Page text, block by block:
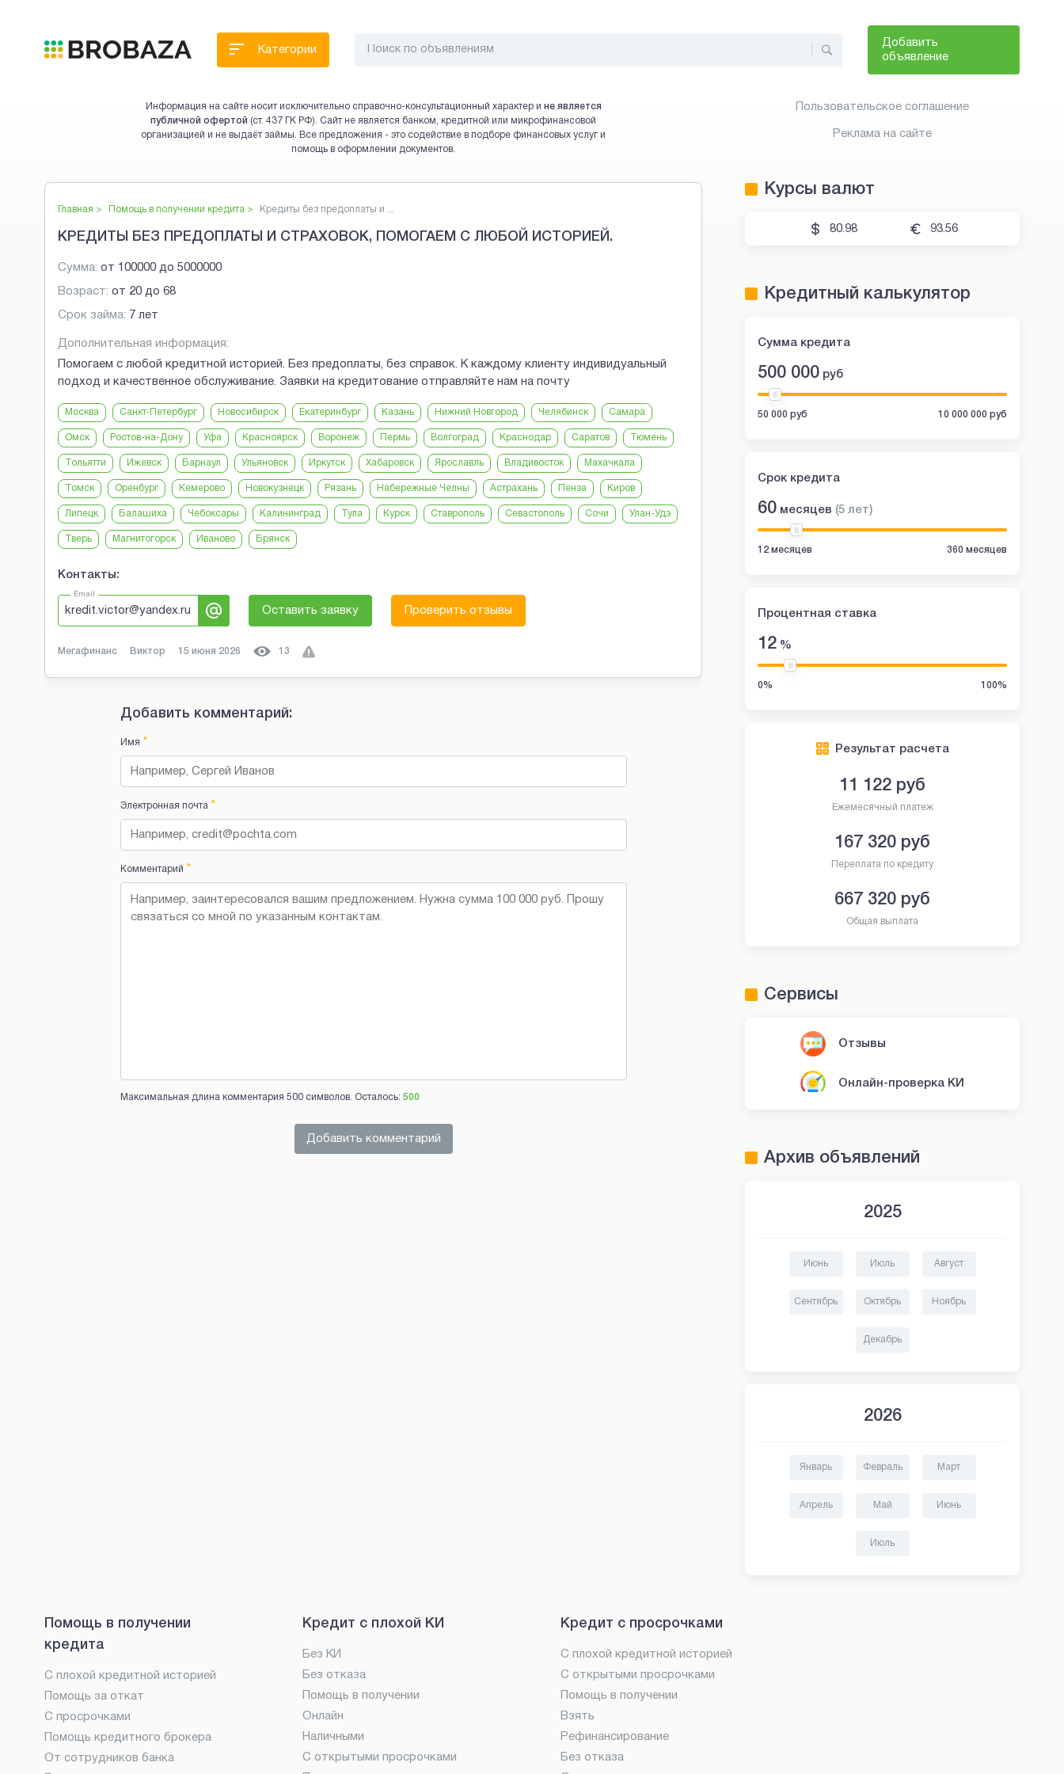
Добавить
объявление
Категории
Информация на сайте носит исключительно справочно-консультационный характер и не является
публичной офертой (ст. 437 ГК РФ). Сайт не является банком, кредитной или микрофинансовой
организацией и не выдаёт займы. Все предложения - это содействие в подборе финансовых услуг и
помощь в оформлении документов.
Главная > Помощь в получении кредита > Кредиты без предоплаты и ...
КРЕДИТЫ БЕЗ ПРЕДОПЛАТЫ И СТРАХОВОК, ПОМОГАЕМ С ЛЮБОЙ ИСТОРИЕЙ.
Сумма: от 100000 до 5000000
Возраст: от 20 до 68
Срок займа: 7 лет
Дополнительная информация:
Помогаем с любой кредитной историей. Без предоплаты, без справок. К каждому клиенту индивидуальный
подход и качественное обслуживание. Заявки на кредитование отправляйте нам на почту
Москва Санкт-Петербург Новосибирск Екатеринбург Казань Нижний Новгород Челябинск Самара
Омск Ростов-на-Дону Уфа Красноярск Воронеж Пермь Волгоград Краснодар Саратов Тюмень
Тольятти Ижевск Барнаул Ульяновск Иркутск Хабаровск Ярославль Владивосток Махачкала
Томск Оренбург Кемерово Новокузнецк Рязань Набережные Челны Астрахань Пенза Киров
Липецк Балашиха Чебоксары Калининград Тула Курск Ставрополь Севастополь Сочи Улан-Удэ
Тверь Магнитогорск Иваново Брянск
Контакты:
Email
kredit.victor@yandex.ru Оставить заявку Проверить отзывы
Мегафинанс Виктор 15 июня 2026 13
Добавить комментарий:
Имя *
Электронная почта*
Комментарий *
Максимальная длина комментария 500 символов. Осталось: 500
Добавить комментарий
Пользовательское соглашение
Реклама на сайте
Курсы валют
80.98 93.56
Кредитный калькулятор
Сумма кредита
500 000 руб
50 000 руб 10 000 000 руб
Срок кредита
60 месяцев (5 лет)
12 месяцев 360 месяцев
Процентная ставка
12 %
0% 100%
Результат расчета
11 122 руб
Ежемесячный платеж
167 320 руб
Переплата по кредиту
667 320 руб
Общая выплата
Сервисы
Отзывы
Онлайн-проверка КИ
Архив объявлений
2025
Июнь Июль Август
Сентябрь Октябрь Ноябрь
Декабрь
2026
Январь Февраль Март
Апрель Май Июнь
Июль
Помощь в получении
кредита
С плохой кредитной историей
Помощь за откат
С просрочками
Помощь кредитного брокера
От сотрудников банка
Кредит с плохой КИ
Без КИ
Без отказа
Помощь в получении
Онлайн
Наличными
С открытыми просрочками
Кредит с просрочками
С плохой кредитной историей
С открытыми просрочками
Помощь в получении
Взять
Рефинансирование
Без отказа